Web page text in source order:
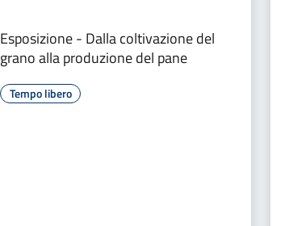
Esposizione - Dalla coltivazione del
grano alla produzione del pane
Tempo libero